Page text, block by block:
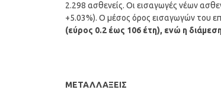
2.298 ασθενείς. Οι εισαγωγές νέων
+5.03%). Ο μέσος όρος εισαγωγών του
(εύρος 0.2 έως 106 έτη), ενώ η
ΜΕΤΑΛΛΑΞΕΙΣ